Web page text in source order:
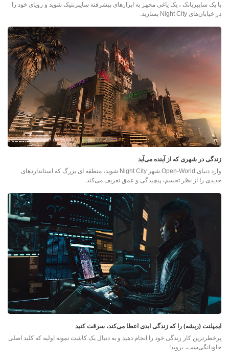
با یک سایبرپانک ، یک یاغی مجهز به ابزارهای پیشرفته سایبرنتیک شوید و رویای خود را
در خیابان‌های Night City بسازید.
زندگی در شهری که از آینده می‌آید
وارد دنیای Open-World شهر Night City شوید، منطقه ای بزرگ که استانداردهای
جدیدی را از نظر تجسم، پیچیدگی و عمق تعریف می‌کند.
ایمپلنت (ریشه) را که زندگی ابدی اعطا می‌کند، سرقت کنید
پرخطرترین کار زندگی خود را انجام دهید و به دنبال یک کاشت نمونه اولیه که کلید اصلی
جاودانگی‌ست، بروید!